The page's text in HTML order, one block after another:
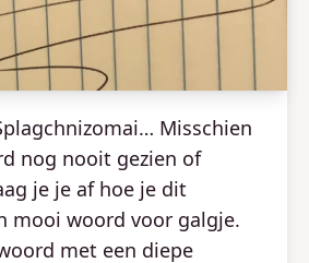
Misschien
nog nooit gezien of
je je af hoe je dit
mooi woord voor galgje.
met een diepe